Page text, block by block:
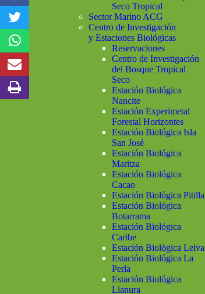
Seco Tropical
Sector Marino ACG
Centro de Investigación
y Estaciones Biológicas
Reservaciones
Centro de Investigación
del Bosque Tropical
Seco
Estación Biológica
Nancite
Estación Experimetal
Forestal Horizontes
Estación Biológica Isla
San José
Estación Biológica
Maritza
Estación Biológica
Cacao
Estación Biológica Pitilla
Estación Biológica
Botarrama
Estación Biológica
Caribe
Estación Biológica Leiva
Estación Biológica La
Perla
Estación Biológica
Llanura